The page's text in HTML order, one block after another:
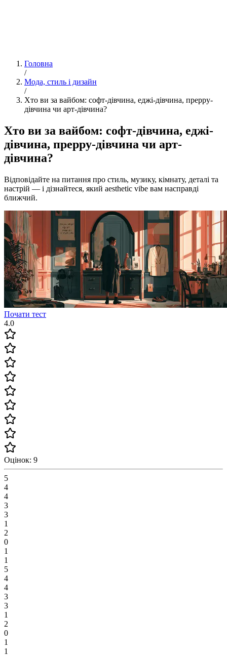
Головна
/
Мода, стиль і дизайн
/
Хто ви за вайбом: софт-дівчина, еджі-дівчина, преppy-
дівчина чи арт-дівчина?
Хто ви за вайбом: софт-дівчина, еджі-
дівчина, преppy-дівчина чи арт-
дівчина?
Відповідайте на питання про стиль, музику, кімнату, деталі та
настрій — і дізнайтеся, який aesthetic vibe вам насправді
ближчий.
Почати тест
4.0
Оцінок: 9
5
4
4
3
3
1
2
0
1
1
5
4
4
3
3
1
2
0
1
1